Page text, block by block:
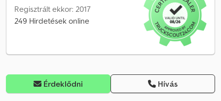
Regisztrált ekkor: 2017
249 Hirdetések online
Érdeklődni Hívás